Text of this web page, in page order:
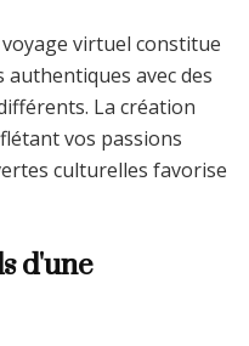
virtuel constitue
avec des
La création
vos passions
culturelles favorise
d'une